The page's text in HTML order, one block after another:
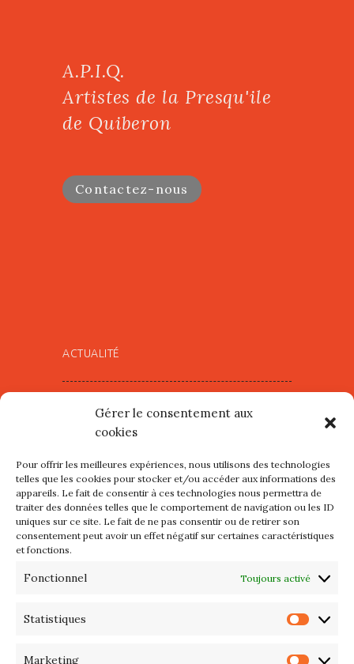
Gérer le consentement aux
cookies
Pour offrir les meilleures expériences, nous utilisons des technologies
telles que les cookies pour stocker et/ou accéder aux informations des
appareils. Le fait de consentir à ces technologies nous permettra de
traiter des données telles que le comportement de navigation ou les ID
uniques sur ce site. Le fait de ne pas consentir ou de retirer son
consentement peut avoir un effet négatif sur certaines caractéristiques
et fonctions.
Fonctionnel Toujours activé
Statistiques
Marketing
A.P.I.Q.
Artistes de la Presqu'ile
de Quiberon
Contactez-nous
ACTUALITÉ
mercredi 12 et jeudi 13 août
2026
Les petits formats du Port
d’Orange : Mercredi 22 juillet de
10h à 20h
2026 – Maison du Phare de